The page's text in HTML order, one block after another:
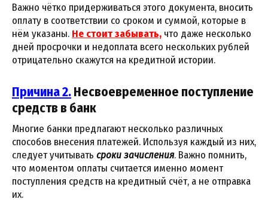
Важно чётко придерживаться этого документа, вносить
оплату в соответствии со сроком и суммой, которые в
нём указаны. Не стоит забывать, что даже несколько
дней просрочки и недоплата всего нескольких рублей
отрицательно скажутся на кредитной истории.
Причина 2.Несвоевременное поступление
средств в банк
Многие банки предлагают несколько различных
способов внесения платежей. Используя каждый из них,
следует учитывать сроки зачисления. Важно помнить,
что моментом оплаты считается именно момент
поступления средств на кредитный счёт, а не отправка
их.